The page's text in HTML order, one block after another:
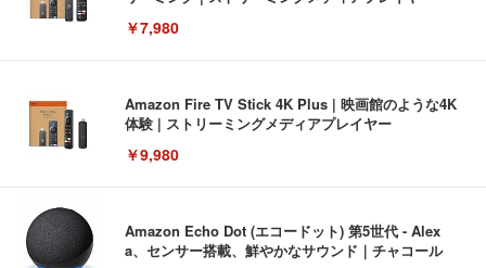
￥7,980
Amazon Fire TV Stick 4K Plus | 映画館のような4K
体験 | ストリーミングメディアプレイヤー
￥9,980
Amazon Echo Dot (エコードット) 第5世代 - Alex
a、センサー搭載、鮮やかなサウンド｜チャコール